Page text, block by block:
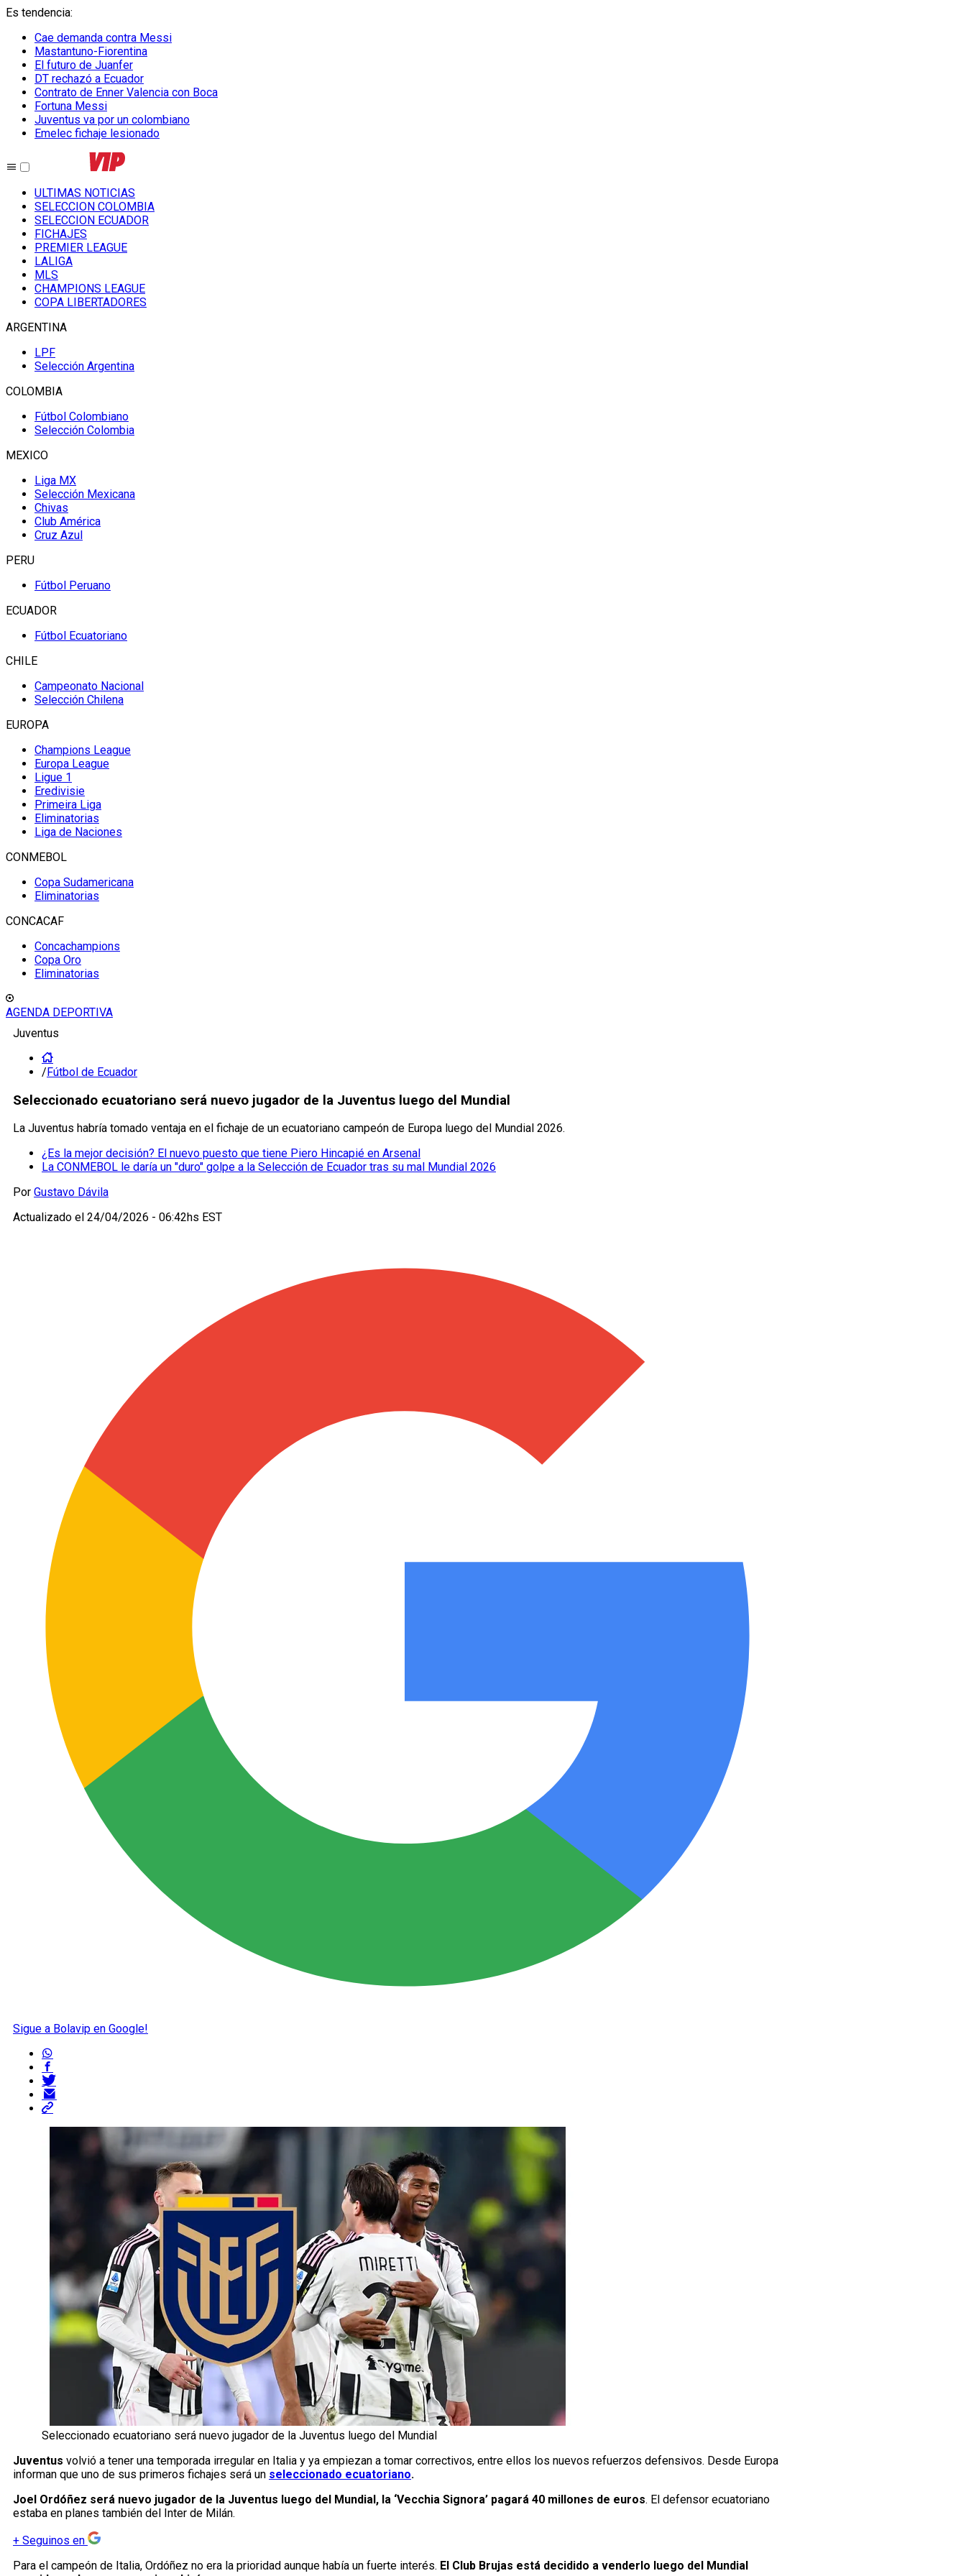
Es tendencia:
Cae demanda contra Messi
Mastantuno-Fiorentina
El futuro de Juanfer
DT rechazó a Ecuador
Contrato de Enner Valencia con Boca
Fortuna Messi
Juventus va por un colombiano
Emelec fichaje lesionado
ULTIMAS NOTICIAS
SELECCION COLOMBIA
SELECCION ECUADOR
FICHAJES
PREMIER LEAGUE
LALIGA
MLS
CHAMPIONS LEAGUE
COPA LIBERTADORES
ARGENTINA
LPF
Selección Argentina
COLOMBIA
Fútbol Colombiano
Selección Colombia
MEXICO
Liga MX
Selección Mexicana
Chivas
Club América
Cruz Azul
PERU
Fútbol Peruano
ECUADOR
Fútbol Ecuatoriano
CHILE
Campeonato Nacional
Selección Chilena
EUROPA
Champions League
Europa League
Ligue 1
Eredivisie
Primeira Liga
Eliminatorias
Liga de Naciones
CONMEBOL
Copa Sudamericana
Eliminatorias
CONCACAF
Concachampions
Copa Oro
Eliminatorias
AGENDA DEPORTIVA
Juventus
/Fútbol de Ecuador
Seleccionado ecuatoriano será nuevo jugador de la Juventus luego del Mundial
La Juventus habría tomado ventaja en el fichaje de un ecuatoriano campeón de Europa luego del Mundial 2026.
¿Es la mejor decisión? El nuevo puesto que tiene Piero Hincapié en Arsenal
La CONMEBOL le daría un "duro" golpe a la Selección de Ecuador tras su mal Mundial 2026
Por Gustavo Dávila
Actualizado el 24/04/2026 - 06:42hs EST
Sigue a Bolavip en Google!
Seleccionado ecuatoriano será nuevo jugador de la Juventus luego del Mundial
Juventus volvió a tener una temporada irregular en Italia y ya empiezan a tomar correctivos, entre ellos los nuevos refuerzos defensivos. Desde Europa
informan que uno de sus primeros fichajes será un seleccionado ecuatoriano.
Joel Ordóñez será nuevo jugador de la Juventus luego del Mundial, la ‘Vecchia Signora’ pagará 40 millones de euros. El defensor ecuatoriano
estaba en planes también del Inter de Milán.
+ Seguinos en
Para el campeón de Italia, Ordóñez no era la prioridad aunque había un fuerte interés. El Club Brujas está decidido a venderlo luego del Mundial